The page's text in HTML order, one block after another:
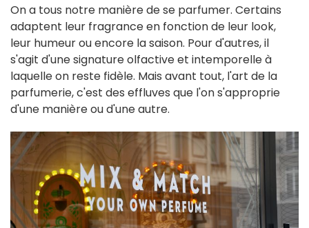
On a tous notre manière de se parfumer. Certains
adaptent leur fragrance en fonction de leur look,
leur humeur ou encore la saison. Pour d'autres, il
s'agit d'une signature olfactive et intemporelle à
laquelle on reste fidèle. Mais avant tout, l'art de la
parfumerie, c'est des effluves que l'on s'approprie
d'une manière ou d'une autre.